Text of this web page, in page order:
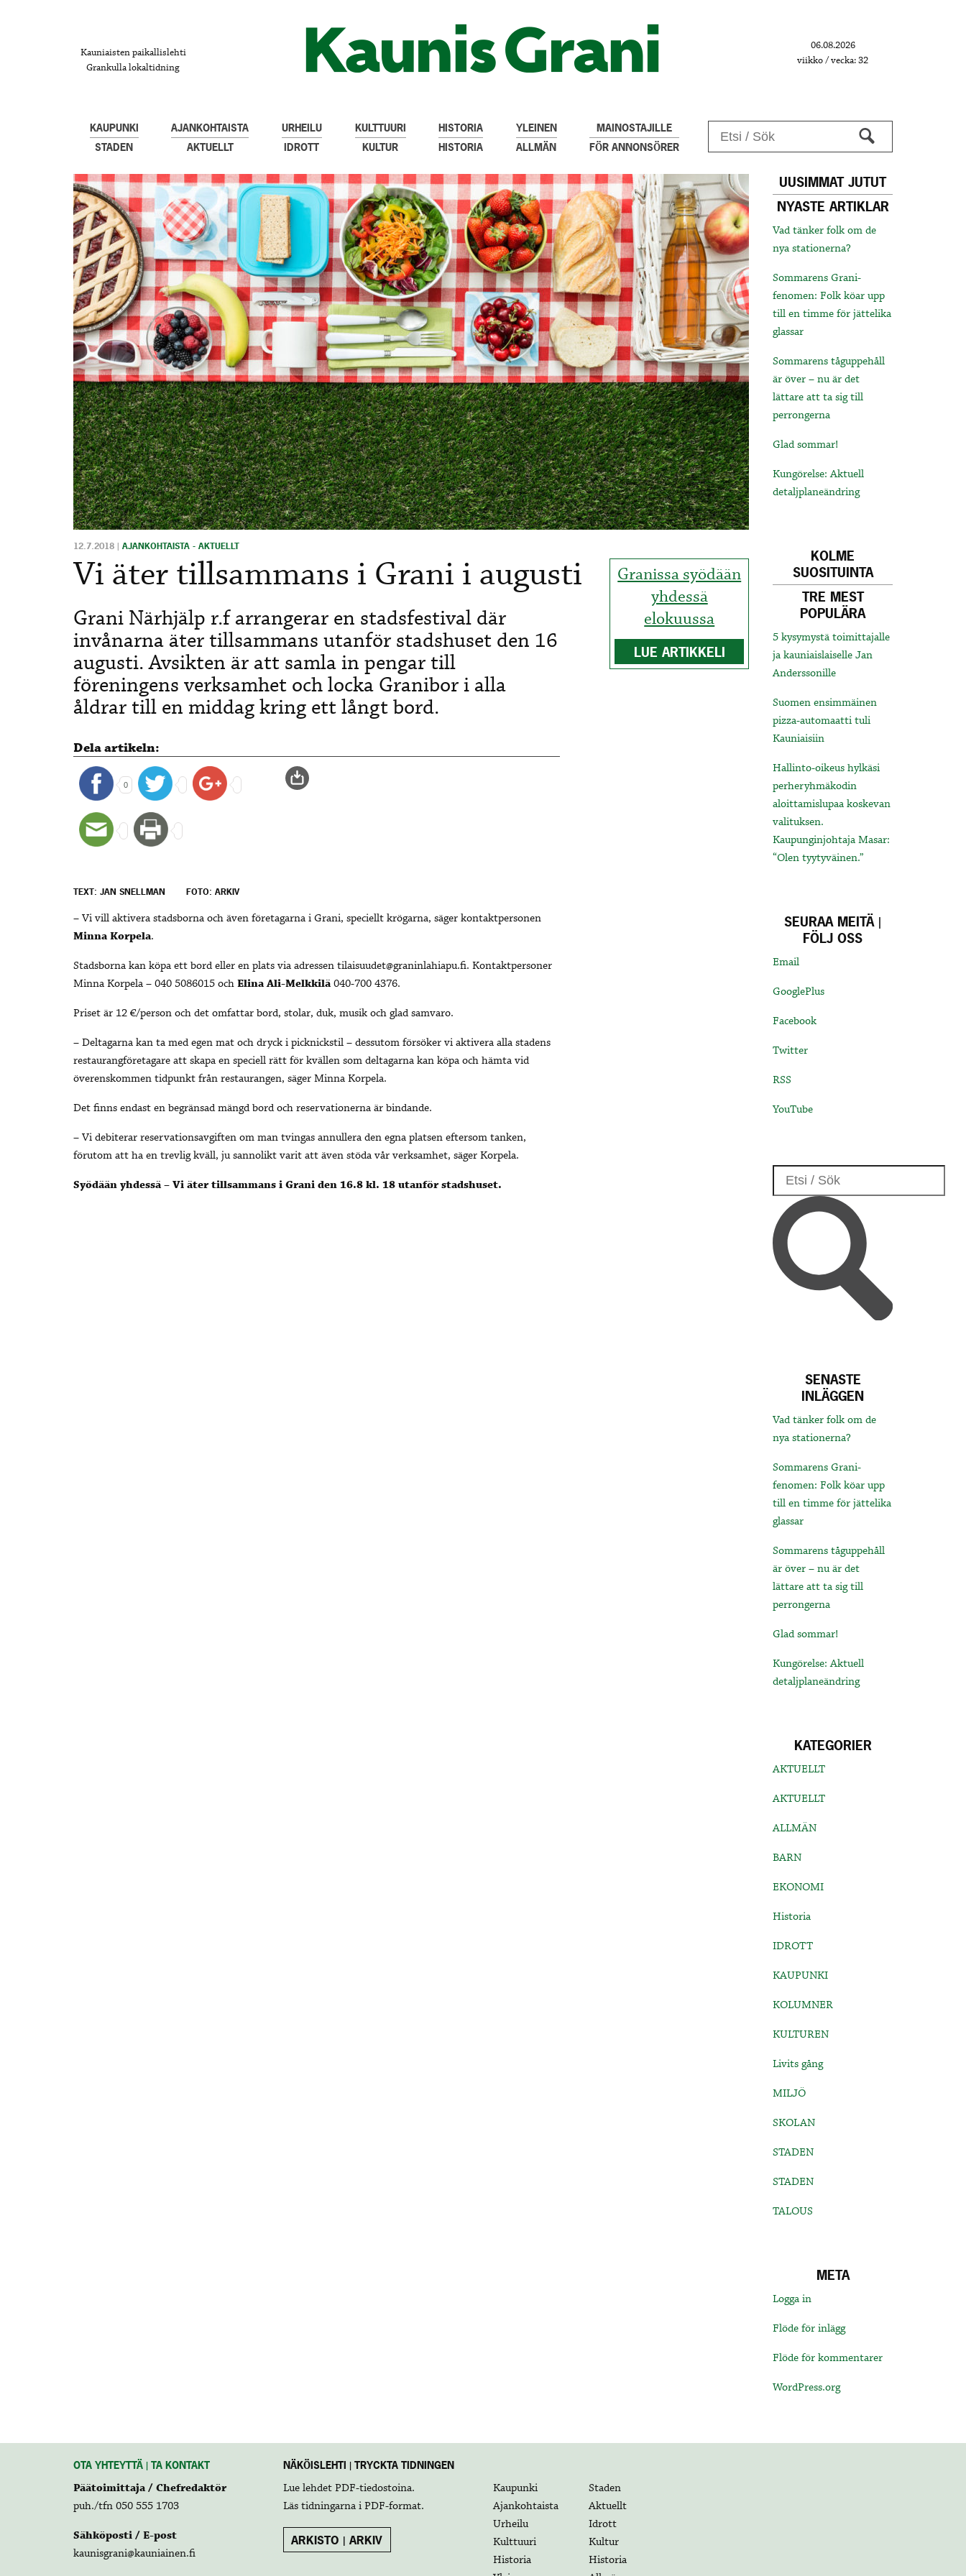
Kauniaisten paikallislehti
Grankulla lokaltidning
06.08.2026
viikko / vecka: 32
KAUPUNKI
STADEN
AJANKOHTAISTA
AKTUELLT
URHEILU
IDROTT
KULTTUURI
KULTUR
HISTORIA
HISTORIA
YLEINEN
ALLMÄN
MAINOSTAJILLE
FÖR ANNONSÖRER
Granissa syödään
yhdessä
elokuussa
LUE ARTIKKELI
12.7.2018 | AJANKOHTAISTA - AKTUELLT
Vi äter tillsammans i Grani i augusti
Grani Närhjälp r.f arrangerar en stadsfestival där
invånarna äter tillsammans utanför stadshuset den 16
augusti. Avsikten är att samla in pengar till
föreningens verksamhet och locka Granibor i alla
åldrar till en middag kring ett långt bord.
Dela artikeln:
0
TEXT: JAN SNELLMAN FOTO: ARKIV
– Vi vill aktivera stadsborna och även företagarna i Grani, speciellt krögarna, säger kontaktpersonen
Minna Korpela.
Stadsborna kan köpa ett bord eller en plats via adressen tilaisuudet@graninlahiapu.fi. Kontaktpersoner
Minna Korpela – 040 5086015 och Elina Ali-Melkkilä 040-700 4376.
Priset är 12 €/person och det omfattar bord, stolar, duk, musik och glad samvaro.
– Deltagarna kan ta med egen mat och dryck i picknickstil – dessutom försöker vi aktivera alla stadens
restaurangföretagare att skapa en speciell rätt för kvällen som deltagarna kan köpa och hämta vid
överenskommen tidpunkt från restaurangen, säger Minna Korpela.
Det finns endast en begränsad mängd bord och reservationerna är bindande.
– Vi debiterar reservationsavgiften om man tvingas annullera den egna platsen eftersom tanken,
förutom att ha en trevlig kväll, ju sannolikt varit att även stöda vår verksamhet, säger Korpela.
Syödään yhdessä – Vi äter tillsammans i Grani den 16.8 kl. 18 utanför stadshuset.
UUSIMMAT JUTUT
NYASTE ARTIKLAR
Vad tänker folk om de
nya stationerna?
Sommarens Grani-
fenomen: Folk köar upp
till en timme för jättelika
glassar
Sommarens tåguppehåll
är över – nu är det
lättare att ta sig till
perrongerna
Glad sommar!
Kungörelse: Aktuell
detaljplaneändring
KOLME
SUOSITUINTA
TRE MEST
POPULÄRA
5 kysymystä toimittajalle
ja kauniaislaiselle Jan
Anderssonille
Suomen ensimmäinen
pizza-automaatti tuli
Kauniaisiin
Hallinto-oikeus hylkäsi
perheryhmäkodin
aloittamislupaa koskevan
valituksen.
Kaupunginjohtaja Masar:
“Olen tyytyväinen.”
SEURAA MEITÄ |
FÖLJ OSS
Email
GooglePlus
Facebook
Twitter
RSS
YouTube
SENASTE
INLÄGGEN
Vad tänker folk om de
nya stationerna?
Sommarens Grani-
fenomen: Folk köar upp
till en timme för jättelika
glassar
Sommarens tåguppehåll
är över – nu är det
lättare att ta sig till
perrongerna
Glad sommar!
Kungörelse: Aktuell
detaljplaneändring
KATEGORIER
AKTUELLT
AKTUELLT
ALLMÄN
BARN
EKONOMI
Historia
IDROTT
KAUPUNKI
KOLUMNER
KULTUREN
Livits gång
MILJÖ
SKOLAN
STADEN
STADEN
TALOUS
META
Logga in
Flöde för inlägg
Flöde för kommentarer
WordPress.org
OTA YHTEYTTÄ | TA KONTAKT
Päätoimittaja / Chefredaktör
puh./tfn 050 555 1703
Sähköposti / E-post
kaunisgrani@kauniainen.fi
NÄKÖISLEHTI | TRYCKTA TIDNINGEN
Lue lehdet PDF-tiedostoina.
Läs tidningarna i PDF-format.
ARKISTO | ARKIV
Kaupunki
Staden
Ajankohtaista
Aktuellt
Urheilu
Idrott
Kulttuuri
Kultur
Historia
Historia